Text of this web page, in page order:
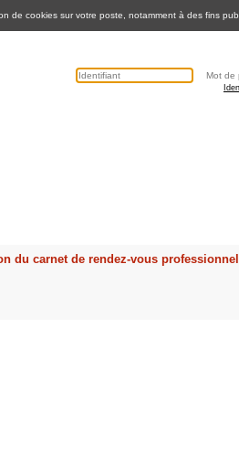
de cookies sur votre poste, notamment à des fins
du carnet de rendez-vous